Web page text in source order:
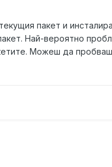
пакет и
Най-вероятно
Можеш да пробваш